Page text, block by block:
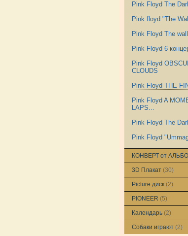
Pink Floyd The
Pink floyd "The
Pink Floyd The wall
Pink Floyd 6
Pink Floyd
CLOUDS
Pink Floyd THE
Pink Floyd A
LAPS...
Pink Floyd The
Pink Floyd
КОНВЕРТ от
3D Плакат (30)
Picture диск (2)
PIONEER (5)
Календарь (2)
Собаки играют (2)